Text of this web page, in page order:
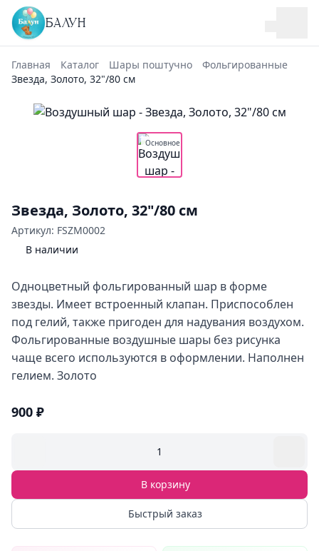
БАЛУН
Главная Каталог Шары поштучно
Фольгированные
Звезда, Золото, 32"/80 см
Основное
Звезда, Золото, 32"/80 см
Артикул: FSZM0002
В наличии
Одноцветный фольгированный шар в форме
звезды. Имеет встроенный клапан. Приспособлен
под гелий, также пригоден для надувания воздухом.
Фольгированные воздушные шары без рисунка
чаще всего используются в оформлении. Наполнен
гелием. Золото
900 ₽
1
В корзину
Быстрый заказ